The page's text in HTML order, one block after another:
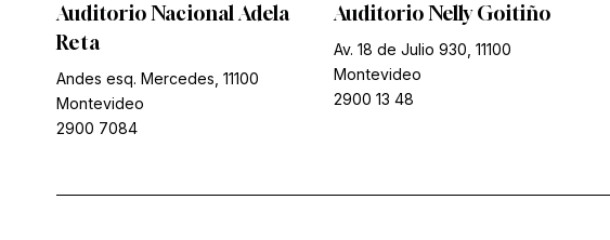
Auditorio Nacional Adela
Reta
Andes esq. Mercedes, 11100
Montevideo
2900 7084
Auditorio Nelly Goitiño
Av. 18 de Julio 930, 11100
Montevideo
2900 13 48